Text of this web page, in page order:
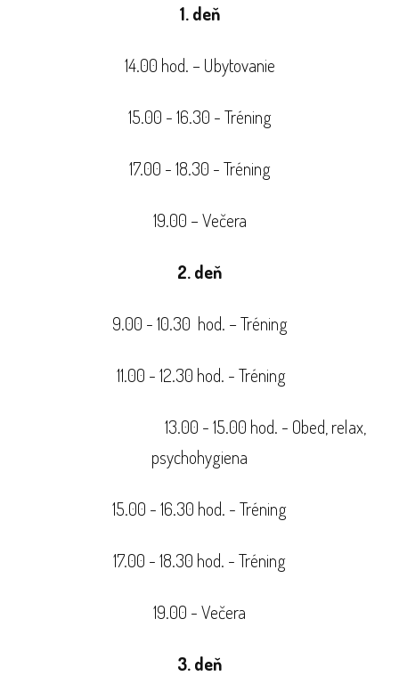
1. deň
14.00 hod. – Ubytovanie
15.00 - 16.30 - Tréning
17.00 - 18.30 - Tréning
19.00 – Večera
2. deň
9.00 - 10.30 hod. – Tréning
11.00 - 12.30 hod. - Tréning
13.00 - 15.00 hod. - Obed, relax,
psychohygiena
15.00 - 16.30 hod. - Tréning
17.00 - 18.30 hod. - Tréning
19.00 - Večera
3. deň